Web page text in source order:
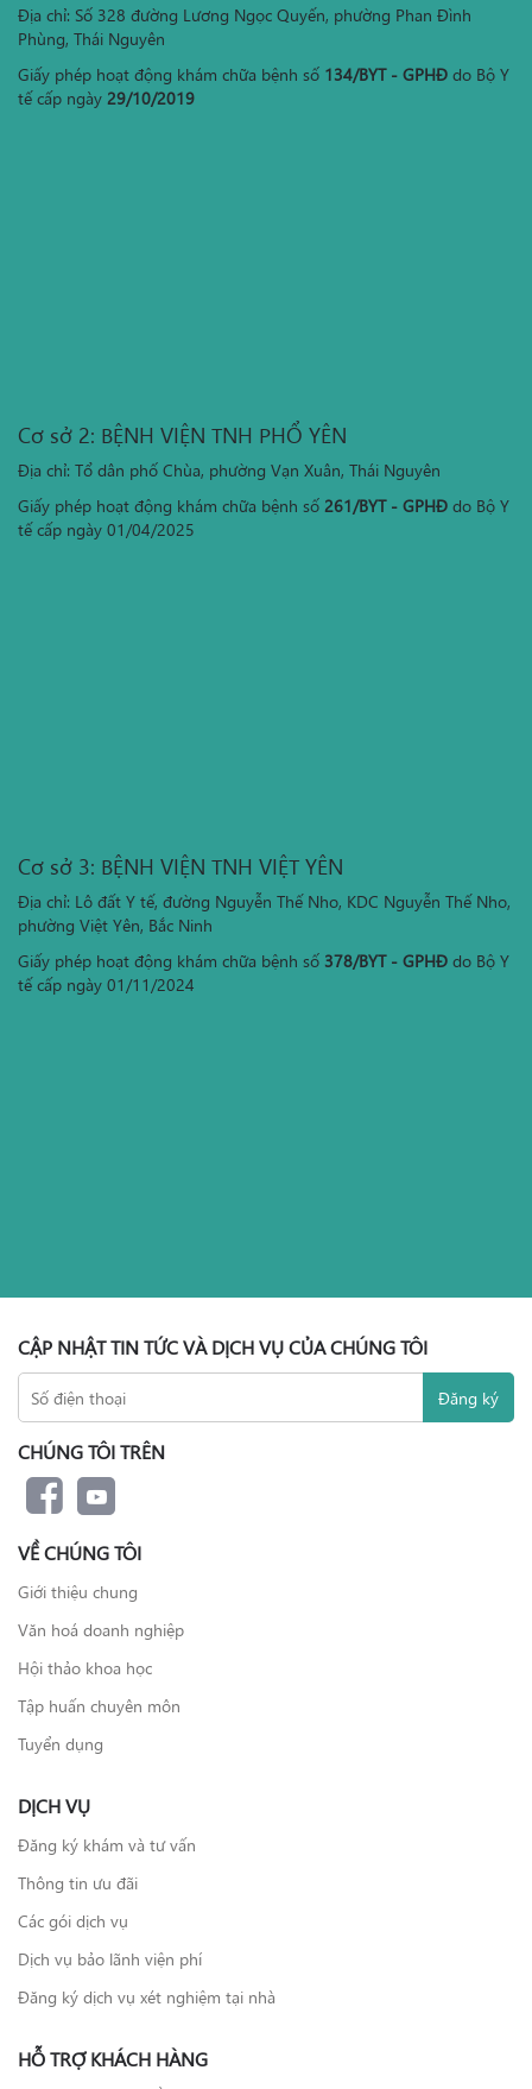
Địa chỉ: Số 328 đường Lương Ngọc Quyến, phường Phan Đình
Phùng, Thái Nguyên
Giấy phép hoạt động khám chữa bệnh số 134/BYT - GPHĐ do Bộ Y
tế cấp ngày 29/10/2019
Cơ sở 2: BỆNH VIỆN TNH PHỔ YÊN
Địa chỉ: Tổ dân phố Chùa, phường Vạn Xuân, Thái Nguyên
Giấy phép hoạt động khám chữa bệnh số 261/BYT - GPHĐ do Bộ Y
tế cấp ngày 01/04/2025
Cơ sở 3: BỆNH VIỆN TNH VIỆT YÊN
Địa chỉ: Lô đất Y tế, đường Nguyễn Thế Nho, KDC Nguyễn Thế Nho,
phường Việt Yên, Bắc Ninh
Giấy phép hoạt động khám chữa bệnh số 378/BYT - GPHĐ do Bộ Y
tế cấp ngày 01/11/2024
CẬP NHẬT TIN TỨC VÀ DỊCH VỤ CỦA CHÚNG TÔI
CHÚNG TÔI TRÊN
VỀ CHÚNG TÔI
Giới thiệu chung
Văn hoá doanh nghiệp
Hội thảo khoa học
Tập huấn chuyên môn
Tuyển dụng
DỊCH VỤ
Đăng ký khám và tư vấn
Thông tin ưu đãi
Các gói dịch vụ
Dịch vụ bảo lãnh viện phí
Đăng ký dịch vụ xét nghiệm tại nhà
HỖ TRỢ KHÁCH HÀNG